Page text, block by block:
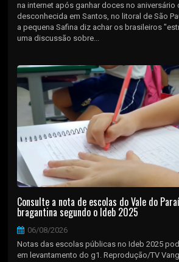
na internet após ganhar doces no aniversário
desconhecida em Santos, no litoral de São
a pequena Safina diz achar os brasileiros
uma discussão sobre...
Consulte a nota de escolas do Vale do
bragantina segundo o Ideb 2025
06/08/2026
Notas das escolas públicas no Ideb 2025
em levantamento do g1. Reprodução/TV